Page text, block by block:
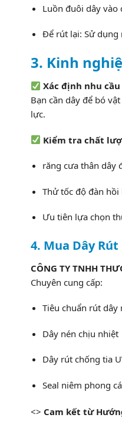
Luồn đuôi dây vào
Để rút lại: Sử dụng
3. Kinh
Xác định nhu
Bạn cần dây để bó
lực.
Kiểm tra chất
răng cưa thân dây
Thử tốc độ đàn hồi
Ưu tiên lựa chọn
4. Mua Dây
CÔNG TY TNHH
Chuyên cung cấp:
Tiêu chuẩn rút dây
Dây nén chịu nhiệt
Dây rút chống tia
Seal niêm phong
<> Cam kết từ